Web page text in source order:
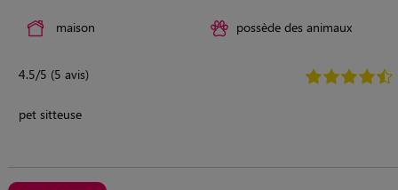
maison possède des animaux
4.5/5 (5 avis)
pet sitteuse